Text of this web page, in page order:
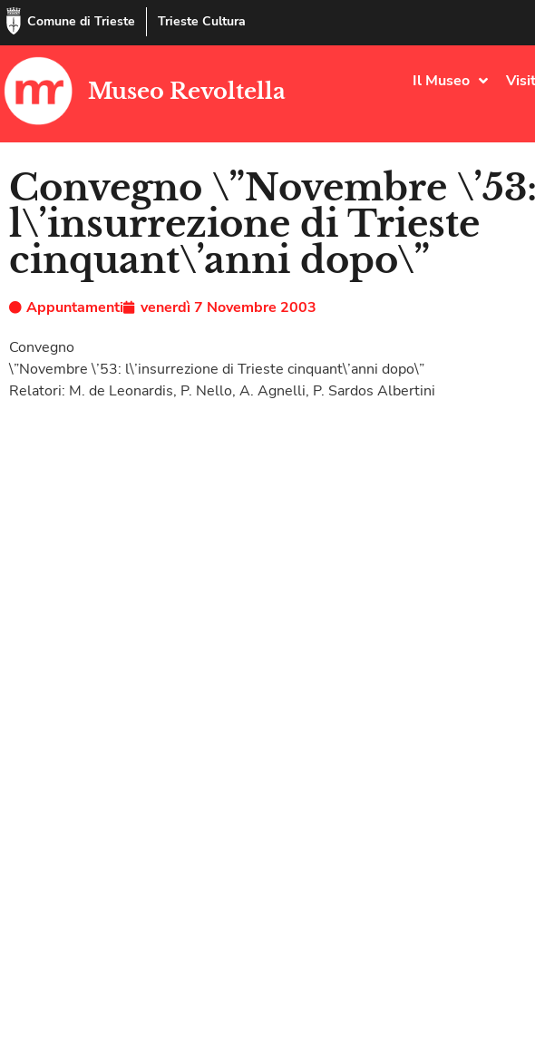
Comune di Trieste Trieste Cultura
Museo Revoltella Il Museo
Convegno \”Novembre \’53:
l\’insurrezione di Trieste
cinquant\’anni dopo\”
Appuntamenti
venerdì 7 Novembre 2003
Convegno
\”Novembre \’53: l\’insurrezione di Trieste cinquant\’anni dopo\”
Relatori: M. de Leonardis, P. Nello, A. Agnelli, P. Sardos Albertini